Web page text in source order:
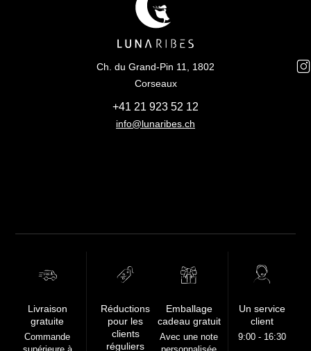
Ch. du Grand-Pin 11, 1802
Corseaux
+41 21 923 52 12
info@lunaribes.ch
FREE
Livraison
gratuite
Commande
Réductions
pour les
clients
réguliers
Emballage
cadeau gratuit
Avec une note
Un service
client
9:00 - 16:30